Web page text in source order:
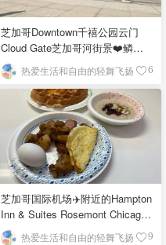
芝加哥Downtown千禧公园云门
Cloud Gate芝加哥河街景❤️鳞次
栉比的高楼
热爱生活和自由的轻舞飞扬 6
芝加哥国际机场✈️附近的Hampton
Inn & Suites Rosemont Chicago
O'Hare自助早餐
热爱生活和自由的轻舞飞扬 9